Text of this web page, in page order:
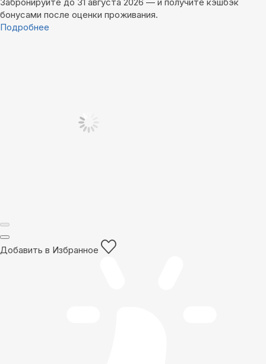
бонусами после оценки проживания.
Подробнее
Добавить в Избранное